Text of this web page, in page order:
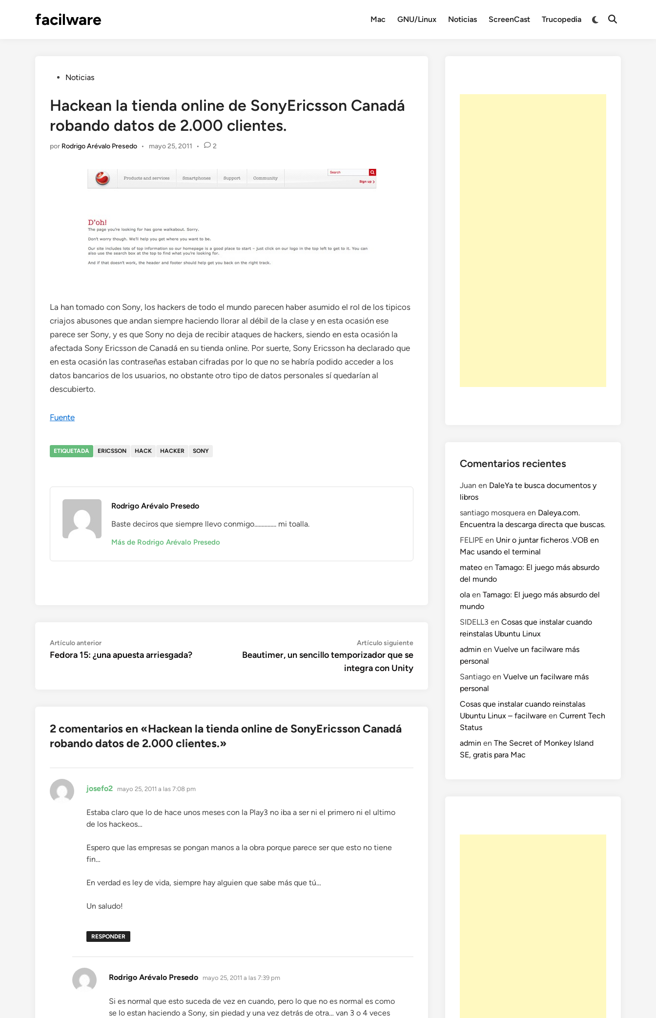
facilware Mac GNU/Linux Noticias ScreenCast Trucopedia
Publicado
Noticias
Hackean la tienda online de SonyEricsson Canadá
robando datos de 2.000 clientes.
por Rodrigo Arévalo Presedo • mayo 25, 2011 • 2
La han tomado con Sony, los hackers de todo el mundo parecen haber asumido el rol de los tipicos
criajos abusones que andan siempre haciendo llorar al débil de la clase y en esta ocasión ese
parece ser Sony, y es que Sony no deja de recibir ataques de hackers, siendo en esta ocasión la
afectada Sony Ericsson de Canadá en su tienda online. Por suerte, Sony Ericsson ha declarado que
en esta ocasión las contraseñas estaban cifradas por lo que no se habría podido acceder a los
datos bancarios de los usuarios, no obstante otro tipo de datos personales sí quedarían al
descubierto.
Fuente
ETIQUETADA ERICSSON HACK HACKER SONY
Rodrigo Arévalo Presedo
Baste deciros que siempre llevo conmigo............... mi toalla.
Más de Rodrigo Arévalo Presedo
Navegación
de
Artículo anteriorArtículo
anterior:
Fedora 15: ¿una apuesta arriesgada?
Artículo siguienteArtículo
siguiente:
Beautimer, un sencillo temporizador que se
integra con Unity
2 comentarios en «Hackean la tienda online de SonyEricsson Canadá
robando datos de 2.000 clientes.»
josefo2 dice:
mayo 25, 2011 a las 7:08 pm
Estaba claro que lo de hace unos meses con la Play3 no iba a ser ni el primero ni el ultimo
de los hackeos…
Espero que las empresas se pongan manos a la obra porque parece ser que esto no tiene
fin…
En verdad es ley de vida, siempre hay alguien que sabe más que tú…
Un saludo!
RESPONDER
Rodrigo Arévalo Presedo dice:
mayo 25, 2011 a las 7:39 pm
Si es normal que esto suceda de vez en cuando, pero lo que no es normal es como
se lo estan haciendo a Sony, sin piedad y una vez detrás de otra… van 3 o 4 veces
Comentarios recientes
Juan en DaleYa te busca documentos y
libros
santiago mosquera en Daleya.com.
Encuentra la descarga directa que buscas.
FELIPE en Unir o juntar ficheros .VOB en
Mac usando el terminal
mateo en Tamago: El juego más absurdo
del mundo
ola en Tamago: El juego más absurdo del
mundo
SIDELL3 en Cosas que instalar cuando
reinstalas Ubuntu Linux
admin en Vuelve un facilware más
personal
Santiago en Vuelve un facilware más
personal
Cosas que instalar cuando reinstalas
Ubuntu Linux – facilware en Current Tech
Status
admin en The Secret of Monkey Island
SE, gratis para Mac